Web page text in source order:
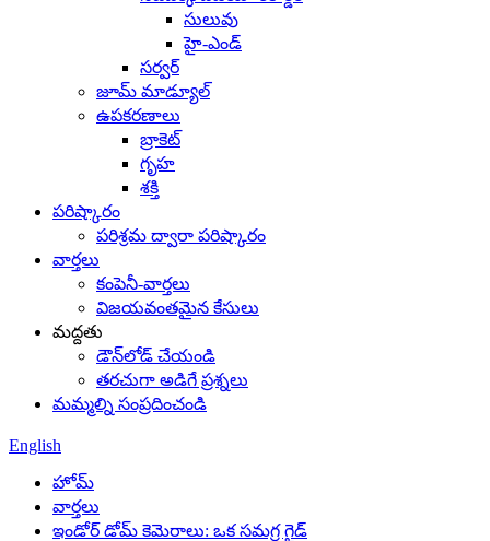
సులువు
హై-ఎండ్
సర్వర్
జూమ్ మాడ్యూల్
ఉపకరణాలు
బ్రాకెట్
గృహ
శక్తి
పరిష్కారం
పరిశ్రమ ద్వారా పరిష్కారం
వార్తలు
కంపెనీ-వార్తలు
విజయవంతమైన కేసులు
మద్దతు
డౌన్‌లోడ్ చేయండి
తరచుగా అడిగే ప్రశ్నలు
మమ్మల్ని సంప్రదించండి
English
హోమ్
వార్తలు
ఇండోర్ డోమ్ కెమెరాలు: ఒక సమగ్ర గైడ్